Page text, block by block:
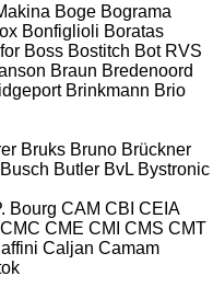
Boge Bograma
Bonfiglioli Boratas
Boss Bostitch Bot RVS
Braun Bredenoord
Brinkmann Brio
Bruks Bruno Brückner
Busch Butler BvL Bystronic
Bourg CAM CBI CEIA
CMC CME CMI CMS CMT
Caljan Camam